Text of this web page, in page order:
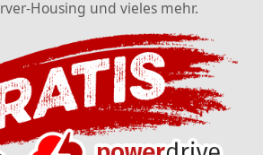
Housing und vieles mehr.